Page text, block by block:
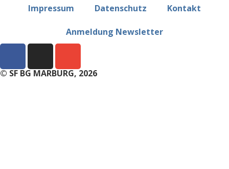
Impressum
Datenschutz Kontakt
Anmeldung Newsletter
© SF BG MARBURG, 2026